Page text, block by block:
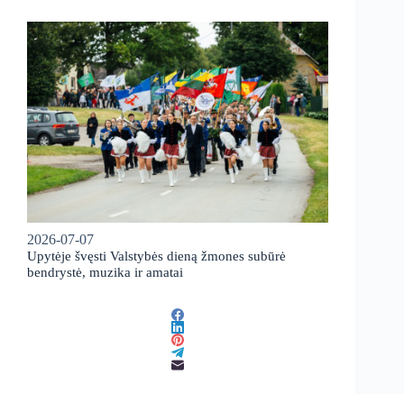
2026-07-07
Upytėje švęsti Valstybės dieną žmones subūrė
bendrystė, muzika ir amatai